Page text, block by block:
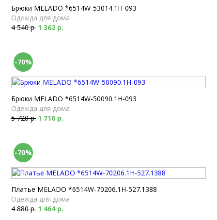
Брюки MELADO *6514W-53014.1H-093
Одежда для дома
4 540 р. 1 362 р.
-70%
Брюки MELADO *6514W-50090.1H-093
Одежда для дома
5 720 р. 1 716 р.
-70%
Платье MELADO *6514W-70206.1H-527.1388
Одежда для дома
4 880 р. 1 464 р.